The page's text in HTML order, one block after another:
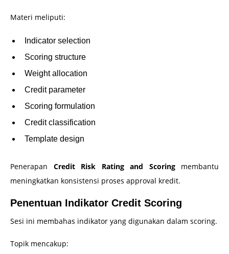
Materi meliputi:
Indicator selection
Scoring structure
Weight allocation
Credit parameter
Scoring formulation
Credit classification
Template design
Penerapan Credit Risk Rating and Scoringmembantu
meningkatkan konsistensi proses approval kredit.
Penentuan Indikator Credit Scoring
Sesi ini membahas indikator yang digunakan dalam scoring.
Topik mencakup: